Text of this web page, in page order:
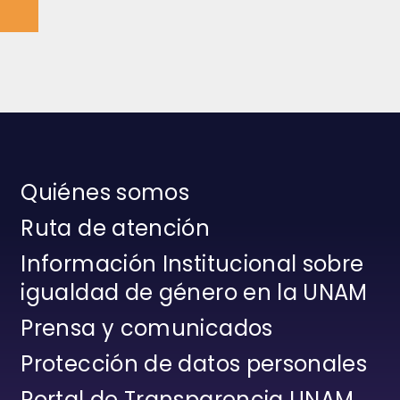
Quiénes somos
Ruta de atención
Información Institucional sobre
igualdad de género en la UNAM
Prensa y comunicados
Protección de datos personales